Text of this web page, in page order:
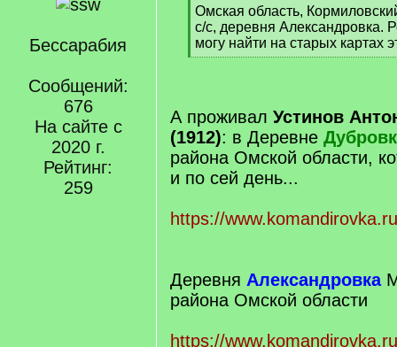
Бессарабия
Сообщений:
676
На сайте с
2020 г.
Рейтинг:
259
[
q
]
Омская область,
с/с, деревня Александровка.
могу найти на старых картах
[
А проживал Устинов
(1912): в Деревне
района Омской области,
и по сей день...
https://
Деревня Александровка
района Омской области
https://